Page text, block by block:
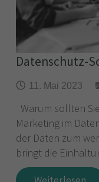
Datenschutz-
11. Mai 2023
Warum sollten
Marketing im
der Daten zum
bringt die